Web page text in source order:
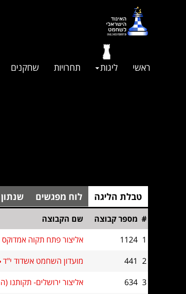
ראשי ליגות תחרויות שחקנים
טבלת הליגה לוח מפגשים
# מספר קבוצה שם הקבוצה
1
1124 אליצור פתח תקוה אמדוקס
2
441 מועדון השחמט אשדוד י"ד
3
634 אליצור ירושלים- תקותנו